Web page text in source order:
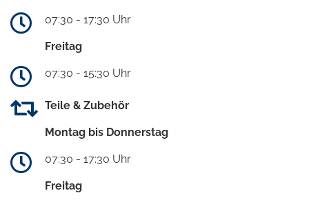
07:30 - 17:30 Uhr
Freitag
07:30 - 15:30 Uhr
Teile & Zubehör
Montag bis Donnerstag
07:30 - 17:30 Uhr
Freitag